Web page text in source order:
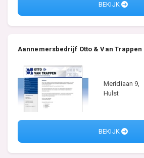
BEKIJK
Aannemersbedrijf Otto & Van Trappen
Meridiaan 9,
Hulst
BEKIJK